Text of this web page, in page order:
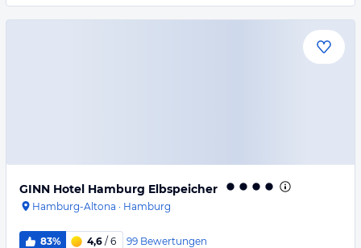
GINN Hotel Hamburg Elbspeicher
Hamburg-Altona · Hamburg
83% 4,6 / 6 99 Bewertungen